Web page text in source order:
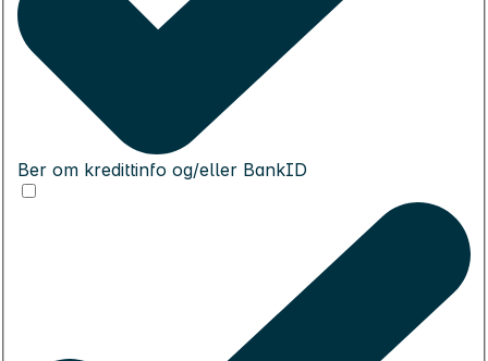
Ber om kredittinfo og/eller BankID